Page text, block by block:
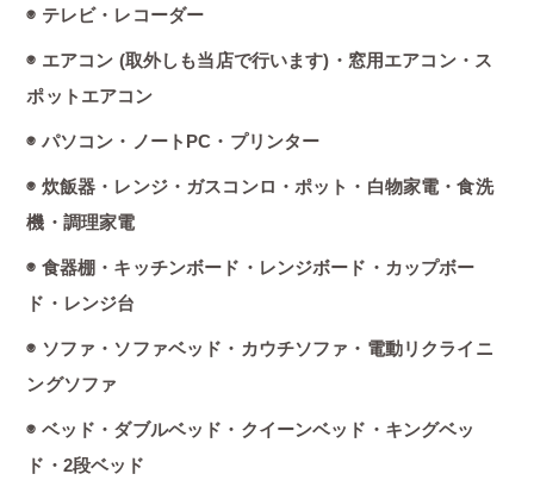
◉ テレビ・レコーダー
◉ エアコン (取外しも当店で行います)・窓用エアコン・ス
ポットエアコン
◉ パソコン・ノートPC・プリンター
◉ 炊飯器・レンジ・ガスコンロ・ポット・白物家電・食洗
機・調理家電
◉ 食器棚・キッチンボード・レンジボード・カップボー
ド・レンジ台
◉ ソファ・ソファベッド・カウチソファ・電動リクライニ
ングソファ
◉ ベッド・ダブルベッド・クイーンベッド・キングベッ
ド・2段ベッド